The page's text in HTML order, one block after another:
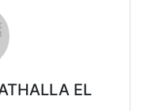
EL